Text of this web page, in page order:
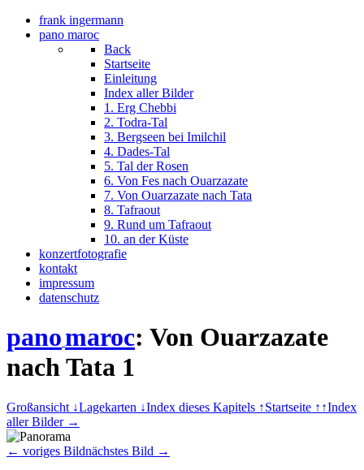
frank ingermann
pano maroc
Back
Startseite
Einleitung
Index aller Bilder
1. Erg Chebbi
2. Todra-Tal
3. Bergseen bei Imilchil
4. Dades-Tal
5. Tal der Rosen
6. Von Fes nach Ouarzazate
7. Von Ouarzazate nach Tata
8. Tafraout
9. Rund um Tafraout
10. an der Küste
konzertfotografie
kontakt
impressum
datenschutz
panomaroc: Von Ouarzazate
nach Tata 1
Großansicht ↓Lagekarten ↓Index dieses Kapitels ↑Startseite ↑↑Index
aller Bilder →
← voriges Bildnächstes Bild →